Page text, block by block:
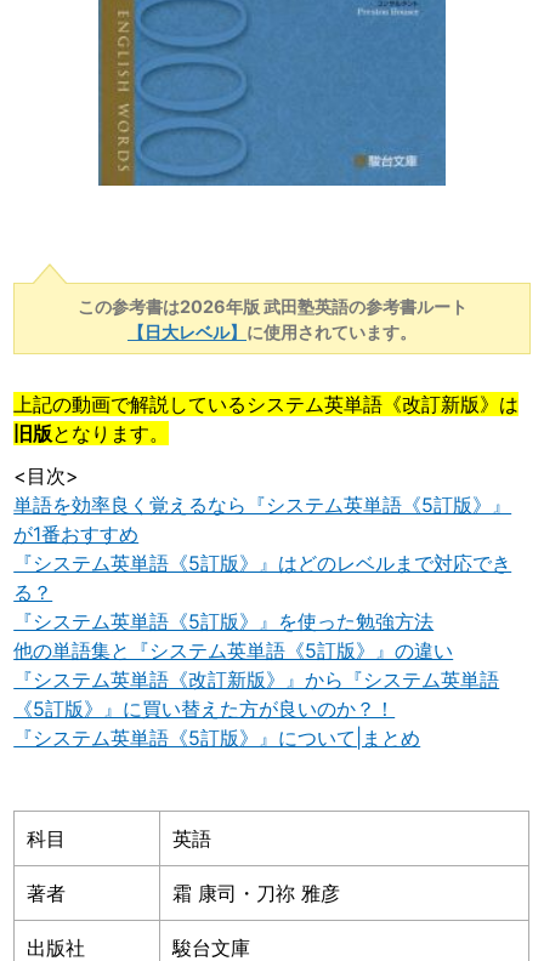
この参考書は2026年版 武田塾英語の参考書ルート
【日大レベル】 に使用されています。
上記の動画で解説しているシステム英単語《改訂新版》は
旧版となります。
<目次>
単語を効率良く覚えるなら『システム英単語《5訂版》』
が1番おすすめ
『システム英単語《5訂版》』はどのレベルまで対応でき
る？
『システム英単語《5訂版》』を使った勉強方法
他の単語集と『システム英単語《5訂版》』の違い
『システム英単語《改訂新版》』から『システム英単語
《5訂版》』に買い替えた方が良いのか？！
『システム英単語《5訂版》』について|まとめ
科目 英語
著者 霜 康司・刀祢 雅彦
出版社 駿台文庫